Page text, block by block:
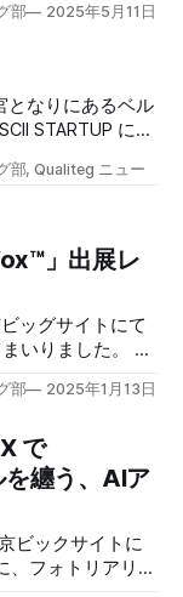
る課題への具体
術の開発現場目線
」を中心
というスタイル
ウンを図れてお
トアップも数分
らすぐそこなの
行くことができ
ておりスタート
部 2025年5月11日
STARTUP に出
いただきまし
様各位、また開
さま誠にありが
ィーチャーに関
わせていただき
様も多くいらっ
ますようよろし
部, Qualiteg ニュー
」出展レ
りました。 開
メタバース＆コ
、xR・メタバー
集まる展示会です
させていただき
自分で撮
部 2025年1月13日
で
纏う、AIア
、フォトリアリス